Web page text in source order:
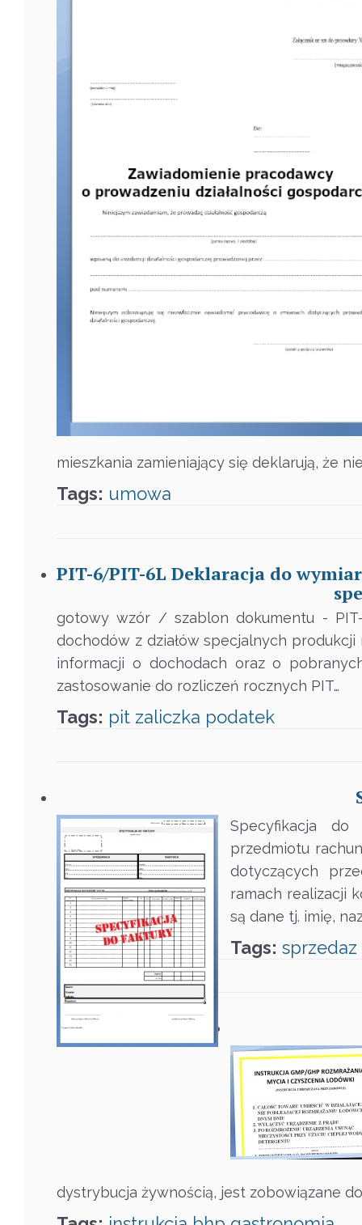
mieszkania zamieniający się deklarują, że
Tags: umowa
PIT-6/PIT-6L Deklaracja do
gotowy wzór / szablon dokumentu -
dochodów z działów specjalnych
informacji o dochodach oraz o
zastosowanie do rozliczeń rocznych PIT…
Tags: pit zaliczka podatek
Specyfikacja
przedmiotu
dotyczących
ramach realizacji
są dane tj. imię,
Tags: sprzedaz
dystrybucja żywnością, jest zobowiązane